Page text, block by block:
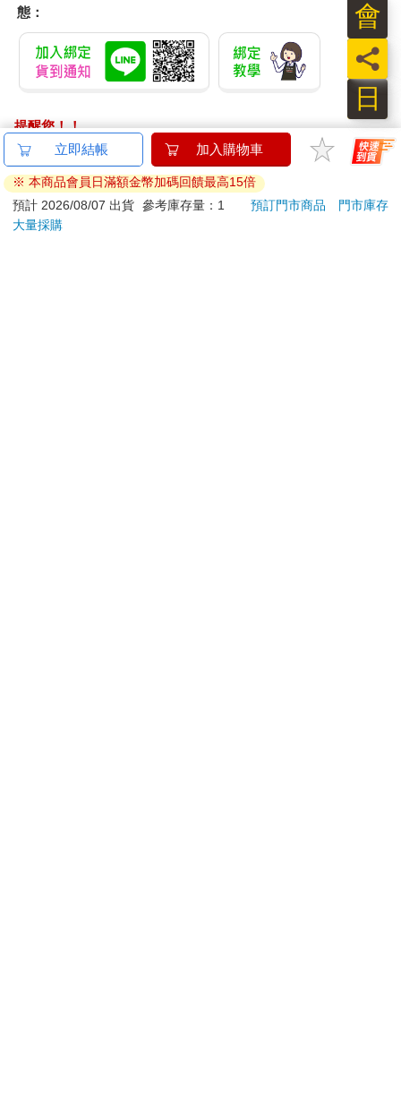
態：
提醒您！！
金石堂及銀行均不會請您操作ATM! 如接獲電話要求您前往
ATM提款機，請不要聽從指示，以免受騙上當！
退換貨須知：
**提醒您，鑑賞期不等於試用期，退回商品須為全新狀態**
立即結帳 加入購物車
※ 本商品會員日滿額金幣加碼回饋最高15倍
預計 2026/08/07 出貨 參考庫存量：1 預訂門市商品
門市庫存
大量採購
日
員
會